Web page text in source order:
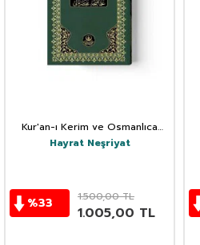
Kur'an-ı Kerim ve Osmanlıca
Muhtasar Meali (Rahle Boy)
Hayrat Neşriyat
%33 1.500,00TL
1.005,00 TL